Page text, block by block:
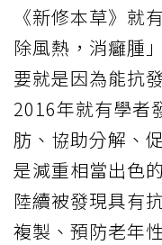
《新修本草》就
除風熱，消癰腫
要就是因為能抗
2016年就有學者
肪、協助分解、
是減重相當出色
陸續被發現具有
複製、預防老年